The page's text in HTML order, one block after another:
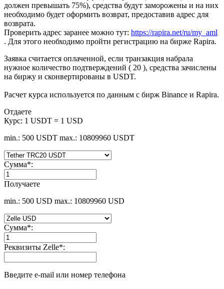
должен превышать 75%), средства будут заморожены и на них
необходимо будет оформить возврат, предоставив адрес для
возврата.
Проверить адрес заранее можно тут: https://rapira.net/ru/my_aml
. Для этого необходимо пройти регистрацию на бирже Rapira.
Заявка считается оплаченной, если транзакция набрала
нужное количество подтверждений ( 20 ), средства зачислены
на биржу и сконвертированы в USDT.
Расчет курса используется по данным с бирж Binance и Rapira.
Отдаете
Курс: 1 USDT = 1 USD
min.: 500 USDT max.: 10809960 USDT
Сумма*:
Получаете
min.: 500 USD max.: 10809960 USD
Сумма*:
Реквизиты Zelle*:
Введите e-mail или номер телефона